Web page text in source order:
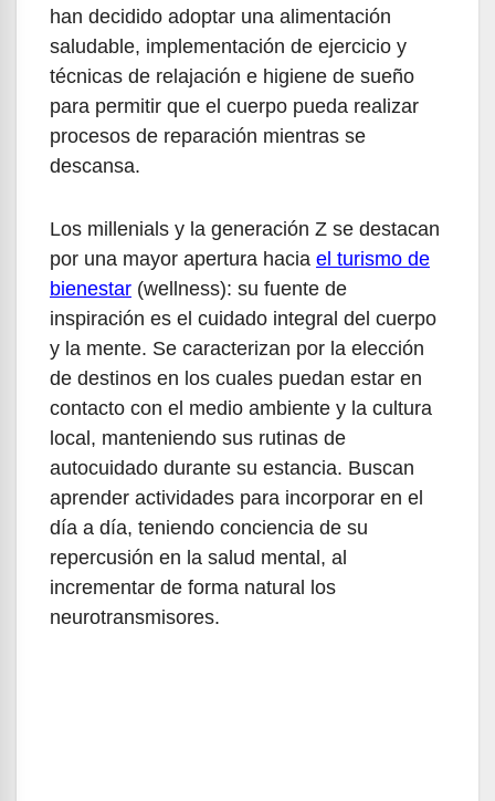
han decidido adoptar una alimentación
saludable, implementación de ejercicio y
técnicas de relajación e higiene de sueño
para permitir que el cuerpo pueda realizar
procesos de reparación mientras se
descansa.
Los millenials y la generación Z se destacan
por una mayor apertura hacia el turismo de
bienestar (wellness): su fuente de
inspiración es el cuidado integral del cuerpo
y la mente. Se caracterizan por la elección
de destinos en los cuales puedan estar en
contacto con el medio ambiente y la cultura
local, manteniendo sus rutinas de
autocuidado durante su estancia. Buscan
aprender actividades para incorporar en el
día a día, teniendo conciencia de su
repercusión en la salud mental, al
incrementar de forma natural los
neurotransmisores.